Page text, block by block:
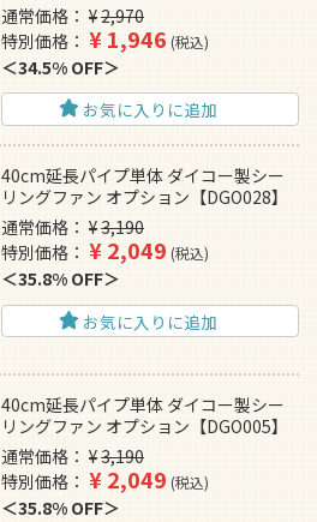
通常価格 ¥2,970
特別価格
¥1,946 税込
34.5% OFF
お気に入りに追加
40cm延長パイプ単体 ダイコー製シー
リングファン オプション【DGO028】
通常価格
¥3,190
特別価格
¥2,049 税込
35.8% OFF
お気に入りに追加
40cm延長パイプ単体 ダイコー製シー
リングファン オプション【DGO005】
通常価格
¥3,190
特別価格
¥2,049 税込
35.8% OFF